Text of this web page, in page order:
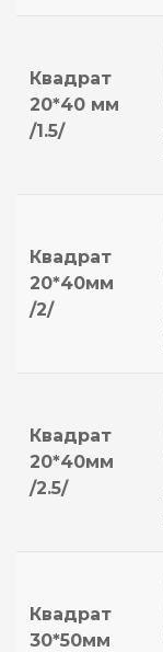
Квадрат
20*40 мм
/1.5/
Квадрат
20*40мм
/2/
Квадрат
20*40мм
/2.5/
Квадрат
30*50мм